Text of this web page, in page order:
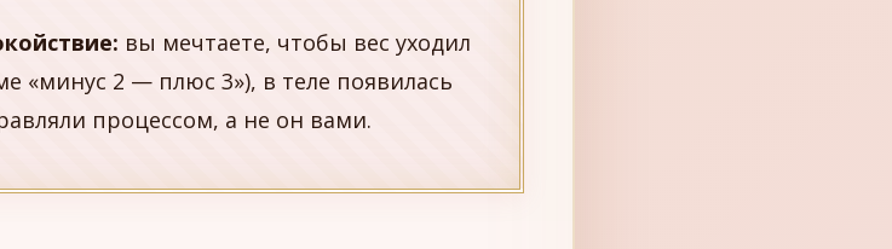
вы мечтаете, чтобы вес уходил
«минус 2 — плюс 3»), в теле появилась
процессом, а не он вами.